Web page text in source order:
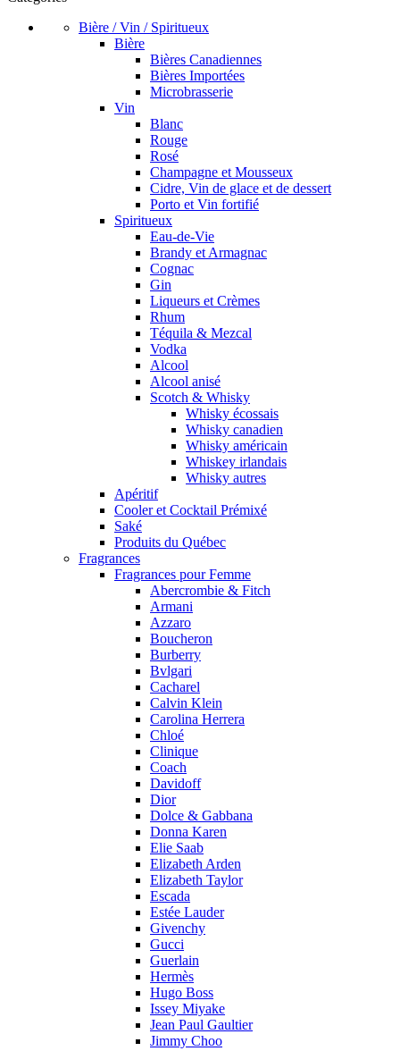
Bière / Vin / Spiritueux
Bière
Bières Canadiennes
Bières Importées
Microbrasserie
Vin
Blanc
Rouge
Rosé
Champagne et Mousseux
Cidre, Vin de glace et de dessert
Porto et Vin fortifié
Spiritueux
Eau-de-Vie
Brandy et Armagnac
Cognac
Gin
Liqueurs et Crèmes
Rhum
Téquila & Mezcal
Vodka
Alcool
Alcool anisé
Scotch & Whisky
Whisky écossais
Whisky canadien
Whisky américain
Whiskey irlandais
Whisky autres
Apéritif
Cooler et Cocktail Prémixé
Saké
Produits du Québec
Fragrances
Fragrances pour Femme
Abercrombie & Fitch
Armani
Azzaro
Boucheron
Burberry
Bvlgari
Cacharel
Calvin Klein
Carolina Herrera
Chloé
Clinique
Coach
Davidoff
Dior
Dolce & Gabbana
Donna Karen
Elie Saab
Elizabeth Arden
Elizabeth Taylor
Escada
Estée Lauder
Givenchy
Gucci
Guerlain
Hermès
Hugo Boss
Issey Miyake
Jean Paul Gaultier
Jimmy Choo